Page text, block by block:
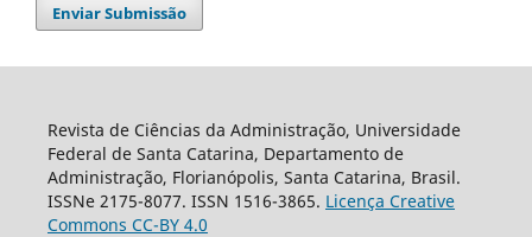
Enviar Submissão
Revista de Ciências da Administração, Universidade
Federal de Santa Catarina, Departamento de
Administração, Florianópolis, Santa Catarina, Brasil.
ISSNe 2175-8077. ISSN 1516-3865. Licença Creative
Commons CC-BY 4.0